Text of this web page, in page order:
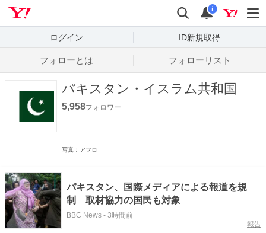
検索
通知
i
ログイン ID新規取得
フォローとは フォローリスト
パキスタン・イスラム共和国
5,958フォロワー
写真：アフロ
パキスタン、国際メディアによる報道を規
制 取材協力の国民も対象
BBC News - 3時間前
報告